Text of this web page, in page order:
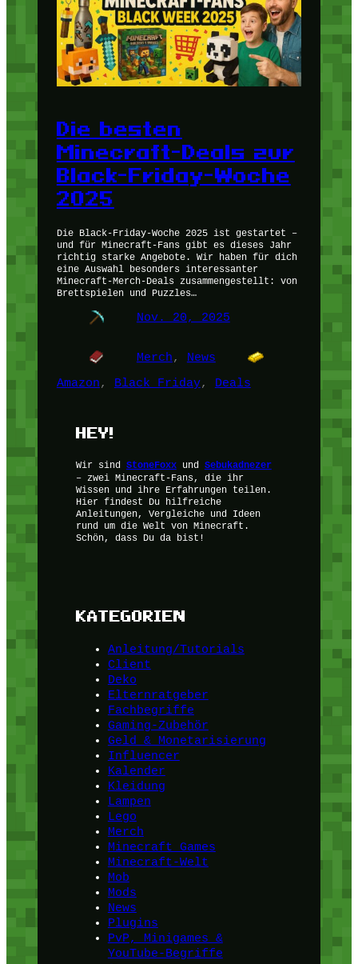
Die besten
Minecraft-Deals zur
Black-Friday-Woche
2025
Die Black-Friday-Woche 2025 ist gestartet –
und für Minecraft-Fans gibt es dieses Jahr
richtig starke Angebote. Wir haben für dich
eine Auswahl besonders interessanter
Minecraft-Merch-Deals zusammengestellt: von
Brettspielen und Puzzles…
Nov. 20, 2025
Merch, News
Amazon, Black Friday, Deals
HEY!
Wir sind StoneFoxxund Sebukadnezer
– zwei Minecraft-Fans, die ihr
Wissen und ihre Erfahrungen teilen.
Hier findest Du hilfreiche
Anleitungen, Vergleiche und Ideen
rund um die Welt von Minecraft.
Schön, dass Du da bist!
KATEGORIEN
Anleitung/Tutorials
Client
Deko
Elternratgeber
Fachbegriffe
Gaming-Zubehör
Geld & Monetarisierung
Influencer
Kalender
Kleidung
Lampen
Lego
Merch
Minecraft Games
Minecraft-Welt
Mob
Mods
News
Plugins
PvP, Minigames &
YouTube-Begriffe